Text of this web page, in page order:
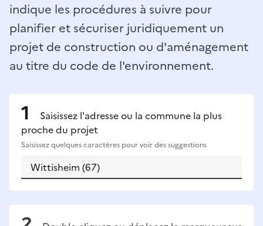
indique les procédures à suivre pour
planifier et sécuriser juridiquement un
projet de construction ou d'aménagement
au titre du code de l'environnement.
Saisissez l'adresse ou la commune la plus
proche du projet
Saisissez quelques caractères pour voir des suggestions